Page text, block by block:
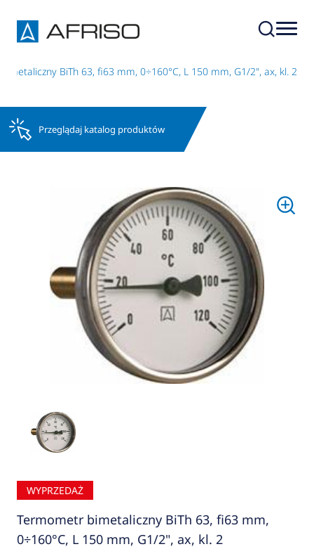
BiTh 63, fi63 mm, 0÷160°C, L 150 mm, G1/2", ax, kl. 2
Przeglądaj katalog produktów
WYPRZEDAŻ
Termometr bimetaliczny BiTh 63, fi63 mm,
0÷160°C, L 150 mm, G1/2", ax, kl. 2